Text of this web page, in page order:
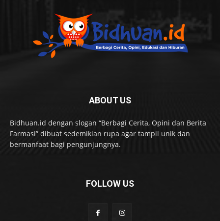
ABOUT US
Bidhuan.id dengan slogan “Berbagi Cerita, Opini dan Berita
Farmasi” dibuat sedemikian rupa agar tampil unik dan
bermanfaat bagi pengunjungnya.
FOLLOW US